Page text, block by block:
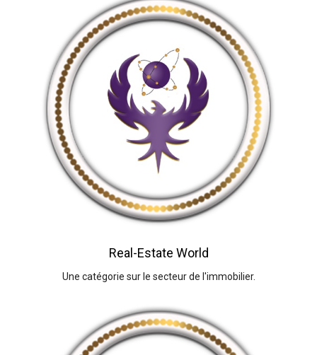
Real-Estate World
Une catégorie sur le secteur de l'immobilier.